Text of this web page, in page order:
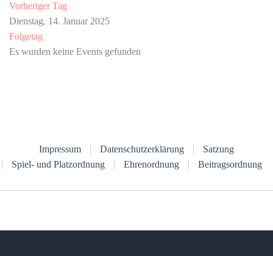
Vorheriger Tag
Dienstag, 14. Januar 2025
Folgetag
Es wurden keine Events gefunden
Impressum Datenschutzerklärung
Satzung
Spiel- und Platzordnung
Ehrenordnung Beitragsordnung